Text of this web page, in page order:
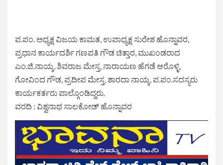
ಪ.ಪಂ. ಅಧ್ಯಕ್ಷ ವಿಜಯ ಕಾಮತ, ಉಪಾಧ್ಯಕ್ಷ ಸುರೇಶ ಹೊನ್ನಾವರ,
ಪ್ರಧಾನ ಕಾರ್ಯದರ್ಶಿ ಗಣಪತಿ ಗೌಡ ಚಿತ್ತಾರ, ಮುಖಂಡರಾದ
ಎಂ.ಜಿ.ನಾಯ್ಕ, ಶಿವರಾಜ ಮೇಸ್ತ, ನಾರಾಯಣ ಹೆಗಡೆ ಆರೊಳ್ಳಿ,
ಗೋವಿಂದ ಗೌಡ, ಪ್ರದೀಪ ಮೇಸ್ತ, ಶಾರದಾ ನಾಯ್ಕ, ಪ.ಪಂ.ಸದಸ್ಯರು
ಕಾರ್ಯಕರ್ತರು ಪಾಲ್ಗೊಂಡಿದ್ದರು.
ವರದಿ : ವಿಶ್ವನಾಥ ಸಾಲಕೋಡ್ ಹೊನ್ನಾವರ